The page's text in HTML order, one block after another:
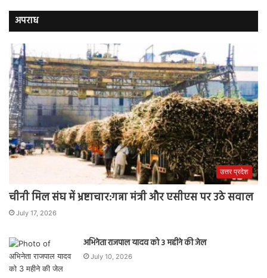
अपराध
उत्तर प्रदेश
चीनी मिल संघ में भ्रष्टाचार:गन्ना मंत्री और एसीएस पर उठे सवाल
July 17, 2026
अभिनेता राजपाल यादव को 3 महीने की जेल
July 10, 2026